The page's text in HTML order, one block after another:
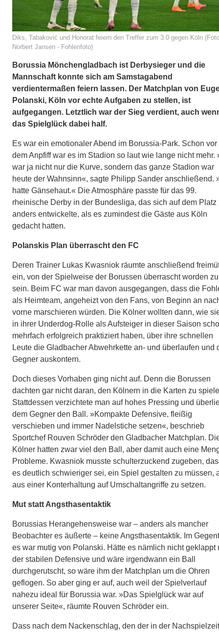
Diks, Tabaković und Honorat feiern den Treffer zum 3:0 gegen Köln
Norbert Jansen - Fohlenfoto)
Borussia Mönchengladbach ist Derbysieger und die
Mannschaft konnte sich am Samstagabend
verdientermaßen feiern lassen. Der Matchplan von
Polanski, Köln vor echte Aufgaben zu stellen, ist
aufgegangen. Letztlich war der Sieg verdient, auch
das Spielglück dabei half.
Es war ein emotionaler Abend im Borussia-Park. Schon vor
dem Anpfiff war es im Stadion so laut wie lange nicht mehr.
war ja nicht nur die Kurve, sondern das ganze Stadion war
heute der Wahnsinn«, sagte Philipp Sander anschließend.
hatte Gänsehaut.« Die Atmosphäre passte für das 99.
rheinische Derby in der Bundesliga, das sich auf dem Platz
anders entwickelte, als es zumindest die Gäste aus Köln
gedacht hatten.
Polanskis Plan überrascht den FC
Deren Trainer Lukas Kwasniok räumte anschließend
ein, von der Spielweise der Borussen überrascht worden zu
sein. Beim FC war man davon ausgegangen, dass die
als Heimteam, angeheizt von den Fans, von Beginn an
vorne marschieren würden. Die Kölner wollten dann, wie
in ihrer Underdog-Rolle als Aufsteiger in dieser Saison
mehrfach erfolgreich praktiziert haben, über ihre schnellen
Leute die Gladbacher Abwehrkette an- und überlaufen und
Gegner auskontern.
Doch dieses Vorhaben ging nicht auf. Denn die Borussen
dachten gar nicht daran, den Kölnern in die Karten zu
Stattdessen verzichtete man auf hohes Pressing und
dem Gegner den Ball. »Kompakte Defensive, fleißig
verschieben und immer Nadelstiche setzen«, beschrieb
Sportchef Rouven Schröder den Gladbacher Matchplan.
Kölner hatten zwar viel den Ball, aber damit auch eine
Probleme. Kwasniok musste schulterzuckend zugeben,
es deutlich schwieriger sei, ein Spiel gestalten zu müssen,
aus einer Konterhaltung auf Umschaltangriffe zu setzen.
Mut statt Angsthasentaktik
Borussias Herangehensweise war – anders als mancher
Beobachter es äußerte – keine Angsthasentaktik. Im
es war mutig von Polanski. Hätte es nämlich nicht geklappt
der stabilen Defensive und wäre irgendwann ein Ball
durchgerutscht, so wäre ihm der Matchplan um die Ohren
geflogen. So aber ging er auf, auch weil der Spielverlauf
nahezu ideal für Borussia war. »Das Spielglück war auf
unserer Seite«, räumte Rouven Schröder ein.
Dass nach dem Nackenschlag, den der in der Nachspielzeit